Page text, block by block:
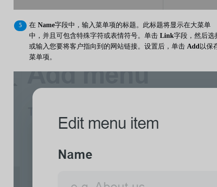
在 Name字段中，输入菜单项的标题。此标题将显示在大菜单
中，并且可包含特殊字符或表情符号。单击 Link字段，然后选
或输入您要将客户指向到的网站链接。设置后，单击 Add以保
菜单项。